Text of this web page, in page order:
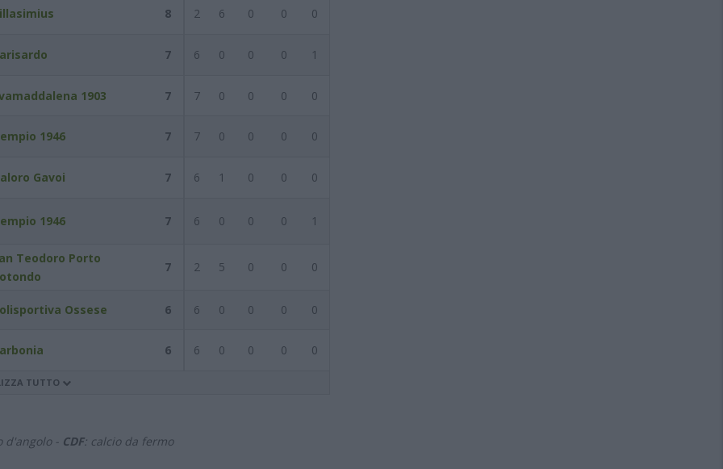
8 2 6 0 0 0
7 6 0 0 0 1
1903 7 7 0 0 0 0
1946 7 7 0 0 0 0
Gavoi 7 6 1 0 0 0
1946 7 6 0 0 0 1
Teodoro Porto
7 2 5 0 0 0
Ossese 6 6 0 0 0 0
6 6 0 0 0 0
TUTTO
d'angolo - CDF: calcio da fermo